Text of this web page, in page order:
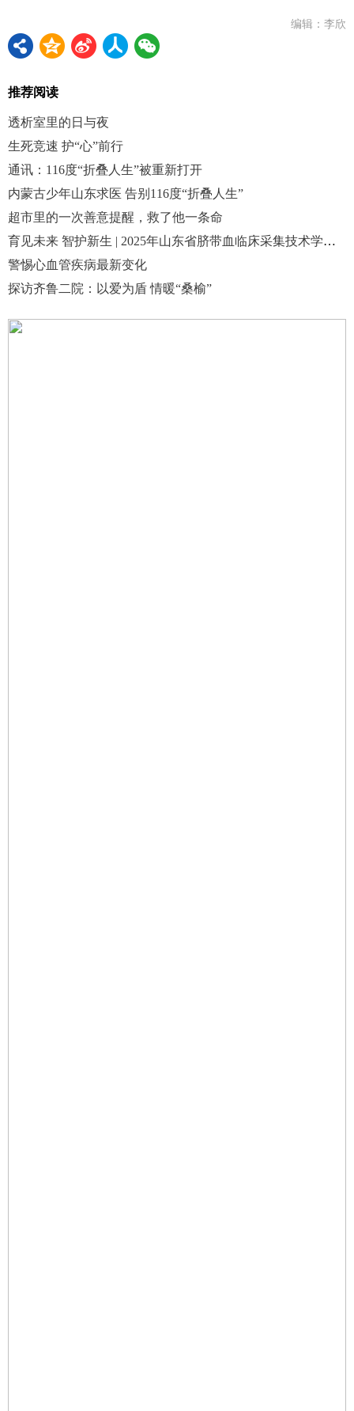
编辑：李欣
推荐阅读
透析室里的日与夜
生死竞速 护“心”前行
通讯：116度“折叠人生”被重新打开
内蒙古少年山东求医 告别116度“折叠人生”
超市里的一次善意提醒，救了他一条命
育见未来 智护新生 | 2025年山东省脐带血临床采集技术学术会议在济南召开
警惕心血管疾病最新变化
探访齐鲁二院：以爱为盾 情暖“桑榆”